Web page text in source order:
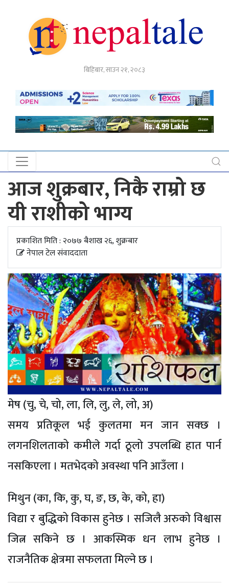
बिहिबार, साउन २१, २०८३
अर्थ
नेपाल
प्रदेश
खबर
अन्तर्राष्ट्रिय
युके
अपडेट
खेलकुद
स्वास्थ्य/
जिबनशैली
आज शुक्रबार, निकै राम्रो छ
यी राशीको भाग्य
प्रकाशित मिति : २०७७ बैशाख २६, शुक्रबार
नेपाल टेल संवाददाता
मेष (चु, चे, चो, ला, लि, लु, ले, लो, अ)
समय प्रतिकूल भई कुलतमा मन जान सक्छ ।
लगनशिलताको कमीले गर्दा ठूलो उपलब्धि हात पार्न
नसकिएला । मतभेदको अवस्था पनि आउँला ।
मिथुन (का, कि, कु, घ, ङ, छ, के, को, हा)
विद्या र बुद्धिको विकास हुनेछ । सजिलै अरुको विश्वास
जित्न सकिने छ । आकस्मिक धन लाभ हुनेछ ।
राजनैतिक क्षेत्रमा सफलता मिल्ने छ ।